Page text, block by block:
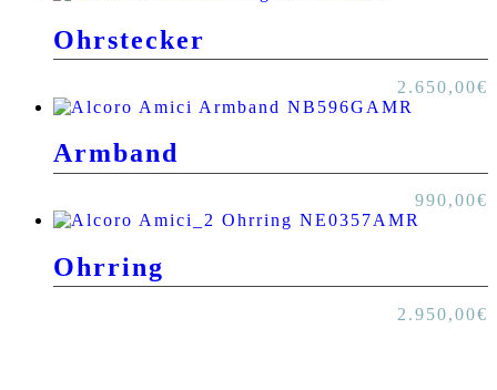
Ohrstecker
2.650,00€
Armband
990,00€
Ohrring
2.950,00€